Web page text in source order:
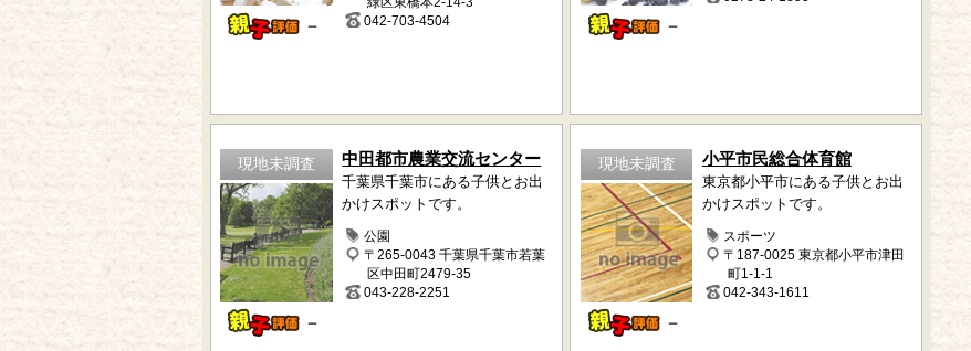
－
042-703-4504
－
現地未調査
－
中田都市農業交流センター
千葉県千葉市にある子供とお出
かけスポットです。
公園
〒265-0043 千葉県千葉市若葉
区中田町2479-35
043-228-2251
現地未調査
－
小平市民総合体育館
東京都小平市にある子供とお出
かけスポットです。
スポーツ
〒187-0025 東京都小平市津田
町1-1-1
042-343-1611